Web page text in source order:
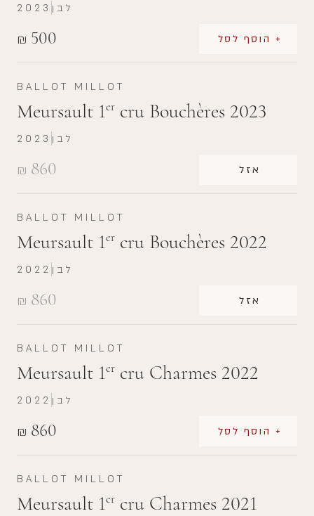
₪ 500 + הוסף לסל
2023 לבן
BALLOT MILLOT
Meursault 1er cru Bouchères 2023
₪ 860 אזל
2023 לבן
BALLOT MILLOT
Meursault 1er cru Bouchères 2022
₪ 860 אזל
2022 לבן
BALLOT MILLOT
Meursault 1er cru Charmes 2022
₪ 860 + הוסף לסל
2022 לבן
BALLOT MILLOT
Meursault 1er cru Charmes 2021